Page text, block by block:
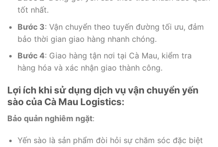
tốt nhất.
Bước 3: Vận chuyển theo tuyến đường tối ưu, đảm
bảo thời gian giao hàng nhanh chóng.
Bước 4: Giao hàng tận nơi tại Cà Mau, kiểm tra
hàng hóa và xác nhận giao thành công.
Lợi ích khi sử dụng dịch vụ vận chuyển yến
sào của Cà Mau Logistics:
Bảo quản nghiêm ngặt:
Yến sào là sản phẩm đòi hỏi sự chăm sóc đặc biệt